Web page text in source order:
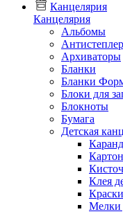
Канцелярия
Канцелярия
Альбомы
Архиваторы
Бланки
Бланки
Блоки для
Блокноты
Бумага
Детская
Клея
Мелки